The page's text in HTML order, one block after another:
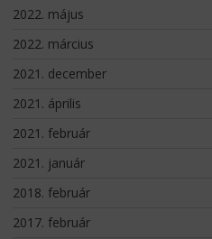
2022. május
2022. március
2021. december
2021. április
2021. február
2021. január
2018. február
2017. február